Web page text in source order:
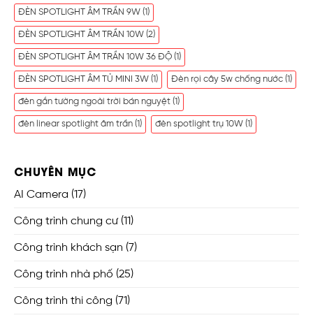
ĐÈN SPOTLIGHT ÂM TRẦN 9W (1)
ĐÈN SPOTLIGHT ÂM TRẦN 10W (2)
ĐÈN SPOTLIGHT ÂM TRẦN 10W 36 ĐỘ (1)
ĐÈN SPOTLIGHT ÂM TỦ MINI 3W (1) Đèn rọi cây 5w chống nước (1)
đèn gắn tường ngoài trời bán nguyệt (1)
đèn linear spotlight âm trần (1) đèn spotlight trụ 10W (1)
CHUYÊN MỤC
AI Camera (17)
Công trình chung cư(11)
Công trình khách sạn (7)
Công trình nhà phố (25)
Công trình thi công (71)